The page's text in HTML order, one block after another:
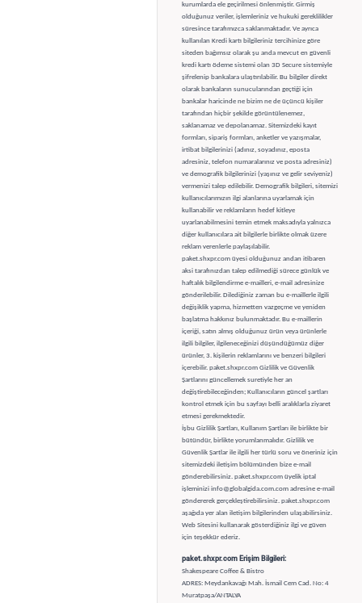
kurumlarda ele geçirilmesi önlenmiştir. Girmiş
olduğunuz veriler, işlemleriniz ve hukuki gereklilikler
süresince tarafımızca saklanmaktadır. Ve ayrıca
kullanılan Kredi kartı bilgileriniz tercihinize göre
siteden bağımsız olarak şu anda mevcut en güvenli
kredi kartı ödeme sistemi olan 3D Secure sistemiyle
şifrelenip bankalara ulaştırılabilir. Bu bilgiler direkt
olarak bankaların sunucularından geçtiği için
bankalar haricinde ne bizim ne de üçüncü kişiler
tarafından hiçbir şekilde görüntülenemez,
saklanamaz ve depolanamaz. Sitemizdeki kayıt
formları, sipariş formları, anketler ve yazışmalar,
irtibat bilgilerinizi (adınız, soyadınız, eposta
adresiniz, telefon numaralarınız ve posta adresiniz)
ve demografik bilgilerinizi (yaşınız ve gelir seviyeniz)
vermenizi talep edilebilir. Demografik bilgileri, sitemizi
kullanıcılarımızın ilgi alanlarına uyarlamak için
kullanabilir ve reklamların hedef kitleye
uyarlanabilmesini temin etmek maksadıyla yalnızca
diğer kullanıcılara ait bilgilerle birlikte olmak üzere
reklam verenlerle paylaşılabilir.
paket.shxpr.com üyesi olduğunuz andan itibaren
aksi tarafınızdan talep edilmediği sürece günlük ve
haftalık bilgilendirme e-mailleri, e-mail adresinize
gönderilebilir. Dilediğiniz zaman bu e-maillerle ilgili
değişiklik yapma, hizmetten vazgeçme ve yeniden
başlatma hakkınız bulunmaktadır. Bu e-maillerin
içeriği, satın almış olduğunuz ürün veya ürünlerle
ilgili bilgiler, ilgileneceğinizi düşündüğümüz diğer
ürünler, 3. kişilerin reklamlarını ve benzeri bilgileri
içerebilir. paket.shxpr.com Gizlilik ve Güvenlik
Şartlarını güncellemek suretiyle her an
değiştirebileceğinden; Kullanıcıların güncel şartları
kontrol etmek için bu sayfayı belli aralıklarla ziyaret
etmesi gerekmektedir.
İşbu Gizlilik Şartları, Kullanım Şartları ile birlikte bir
bütündür, birlikte yorumlanmalıdır. Gizlilik ve
Güvenlik Şartlar ile ilgili her türlü soru ve öneriniz için
sitemizdeki iletişim bölümünden bize e-mail
gönderebilirsiniz. paket.shxpr.com üyelik iptal
işleminizi info@globalgida.com.com adresine e-mail
göndererek gerçekleştirebilirsiniz. paket.shxpr.com
aşağıda yer alan iletişim bilgilerinden ulaşabilirsiniz.
Web Sitesini kullanarak gösterdiğiniz ilgi ve güven
için teşekkür ederiz.
paket.shxpr.com Erişim Bilgileri:
Shakespeare Coffee & Bistro
ADRES: Meydankavağı Mah. İsmail Cem Cad. No: 4
Muratpaşa/ANTALYA